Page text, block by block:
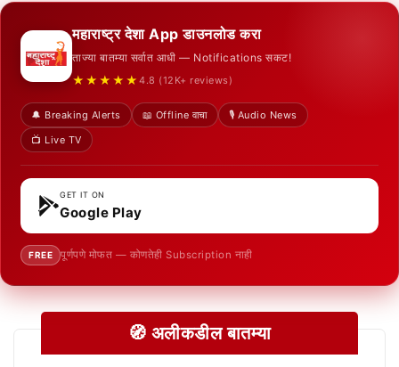
महाराष्ट्र देशा App डाउनलोड करा
ताज्या बातम्या सर्वात आधी — Notifications सकट!
★★★★★ 4.8 (12K+ reviews)
🔔 Breaking Alerts 📖 Offline वाचा
🎙️ Audio News
📺 Live TV
GET IT ON
Google Play
FREE पूर्णपणे मोफत — कोणतेही Subscription नाही
🧭 अलीकडील बातम्या